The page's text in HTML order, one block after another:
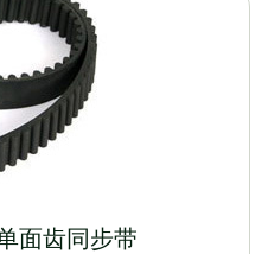
面齿同步带